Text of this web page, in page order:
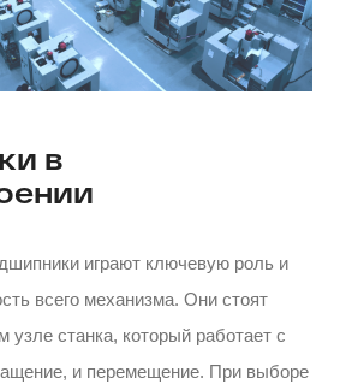
в
играют ключевую роль и
всего механизма. Они стоят
узле станка, который работает с
и перемещение. При выборе